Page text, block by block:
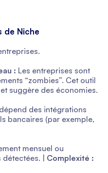
de Niche
: Les entreprises sont
“zombies”. Cet outil
suggère des économies.
des intégrations
bancaires (par exemple,
mensuel ou
| Complexité :